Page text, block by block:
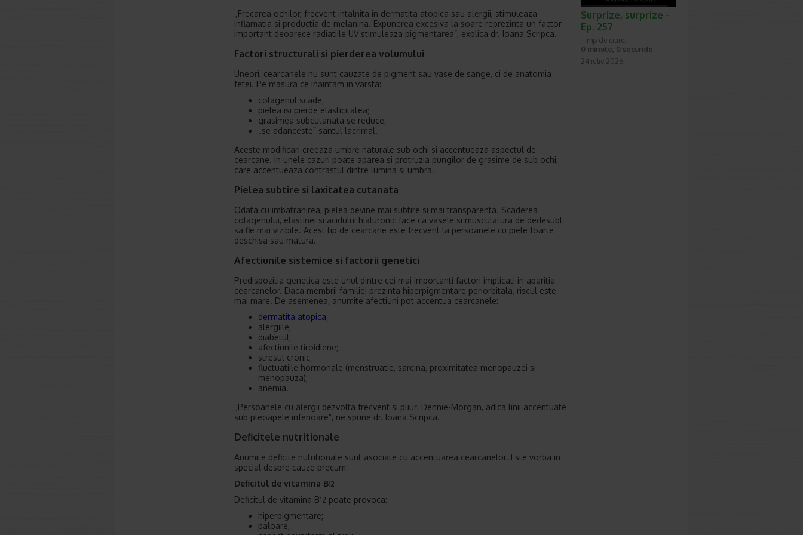
„Frecarea ochilor, frecvent intalnita in dermatita atopica sau alergii, stimuleaza
inflamatia si productia de melanina. Expunerea excesiva la soare reprezinta un factor
important deoarece radiatiile UV stimuleaza pigmentarea”, explica dr. Ioana Scripca.
Factori structurali si pierderea volumului
Uneori, cearcanele nu sunt cauzate de pigment sau vase de sange, ci de anatomia
fetei. Pe masura ce inaintam in varsta:
colagenul scade;
pielea isi pierde elasticitatea;
grasimea subcutanata se reduce;
„se adanceste” santul lacrimal.
Aceste modificari creeaza umbre naturale sub ochi si accentueaza aspectul de
cearcane. In unele cazuri poate aparea si protruzia pungilor de grasime de sub ochi,
care accentueaza contrastul dintre lumina si umbra.
Pielea subtire si laxitatea cutanata
Odata cu imbatranirea, pielea devine mai subtire si mai transparenta. Scaderea
colagenului, elastinei si acidului hialuronic face ca vasele si musculatura de dedesubt
sa fie mai vizibile. Acest tip de cearcane este frecvent la persoanele cu piele foarte
deschisa sau matura.
Afectiunile sistemice si factorii genetici
Predispozitia genetica este unul dintre cei mai importanti factori implicati in aparitia
cearcanelor. Daca membrii familiei prezinta hiperpigmentare periorbitala, riscul este
mai mare. De asemenea, anumite afectiuni pot accentua cearcanele:
dermatita atopica;
alergiile;
diabetul;
afectiunile tiroidiene;
stresul cronic;
fluctuatiile hormonale (menstruatie, sarcina, proximitatea menopauzei si
menopauza);
anemia.
„Persoanele cu alergii dezvolta frecvent si pliuri Dennie-Morgan, adica linii accentuate
sub pleoapele inferioare”, ne spune dr. Ioana Scripca.
Deficitele nutritionale
Anumite deficite nutritionale sunt asociate cu accentuarea cearcanelor. Este vorba in
special despre cauze precum:
Deficitul de vitamina B12
Deficitul de vitamina B12 poate provoca:
hiperpigmentare;
paloare;
Surprize, surprize -
Ep. 257
Timp de citire:
0 minute, 0 secunde
24 iulie 2026